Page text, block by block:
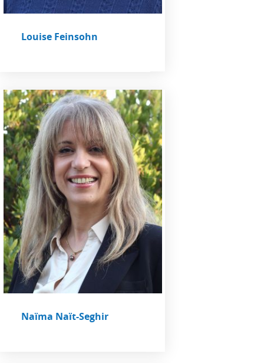
Louise Feinsohn
Naïma Naït-Seghir